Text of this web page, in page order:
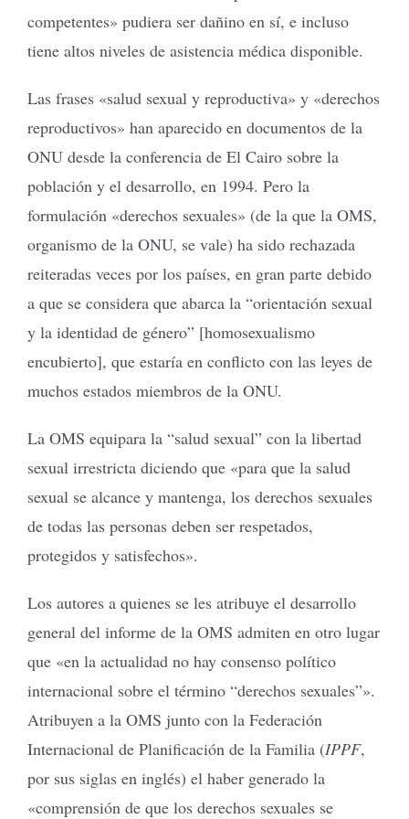
competentes» pudiera ser dañino en sí, e incluso
tiene altos niveles de asistencia médica disponible.
Las frases «salud sexual y reproductiva» y «derechos
reproductivos» han aparecido en documentos de la
ONU desde la conferencia de El Cairo sobre la
población y el desarrollo, en 1994. Pero la
formulación «derechos sexuales» (de la que la OMS,
organismo de la ONU, se vale) ha sido rechazada
reiteradas veces por los países, en gran parte debido
a que se considera que abarca la “orientación sexual
y la identidad de género” [homosexualismo
encubierto], que estaría en conflicto con las leyes de
muchos estados miembros de la ONU.
La OMS equipara la “salud sexual” con la libertad
sexual irrestricta diciendo que «para que la salud
sexual se alcance y mantenga, los derechos sexuales
de todas las personas deben ser respetados,
protegidos y satisfechos».
Los autores a quienes se les atribuye el desarrollo
general del informe de la OMS admiten en otro lugar
que «en la actualidad no hay consenso político
internacional sobre el término “derechos sexuales”».
Atribuyen a la OMS junto con la Federación
Internacional de Planificación de la Familia (IPPF,
por sus siglas en inglés) el haber generado la
«comprensión de que los derechos sexuales se